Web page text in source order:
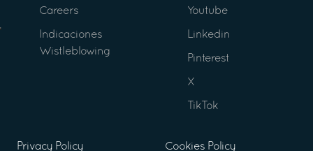
Careers
Indicaciones
Wistleblowing
Youtube
Linkedin
Pinterest
X
TikTok
Privacy Policy Cookies Policy